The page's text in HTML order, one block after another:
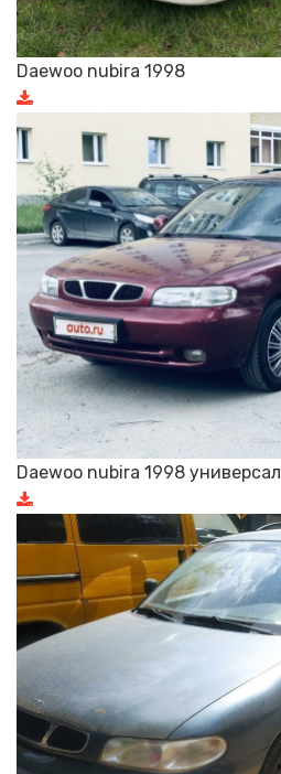
Daewoo nubira 1998
Daewoo nubira 1998 универсал